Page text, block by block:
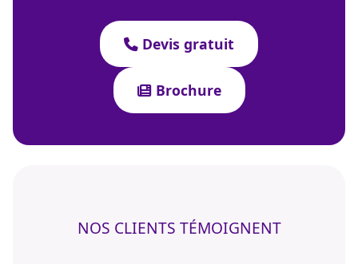
Devis gratuit
Brochure
NOS CLIENTS TÉMOIGNENT